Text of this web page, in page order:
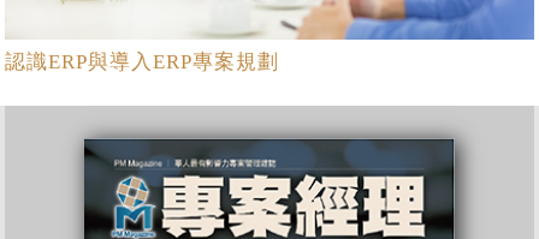
認識ERP與導入ERP專案規劃